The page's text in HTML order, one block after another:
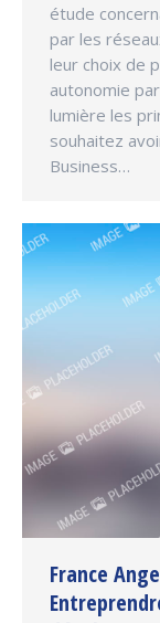
étude
par les
leur choix de
autonomie
lumière les
souhaitez
Business…
France